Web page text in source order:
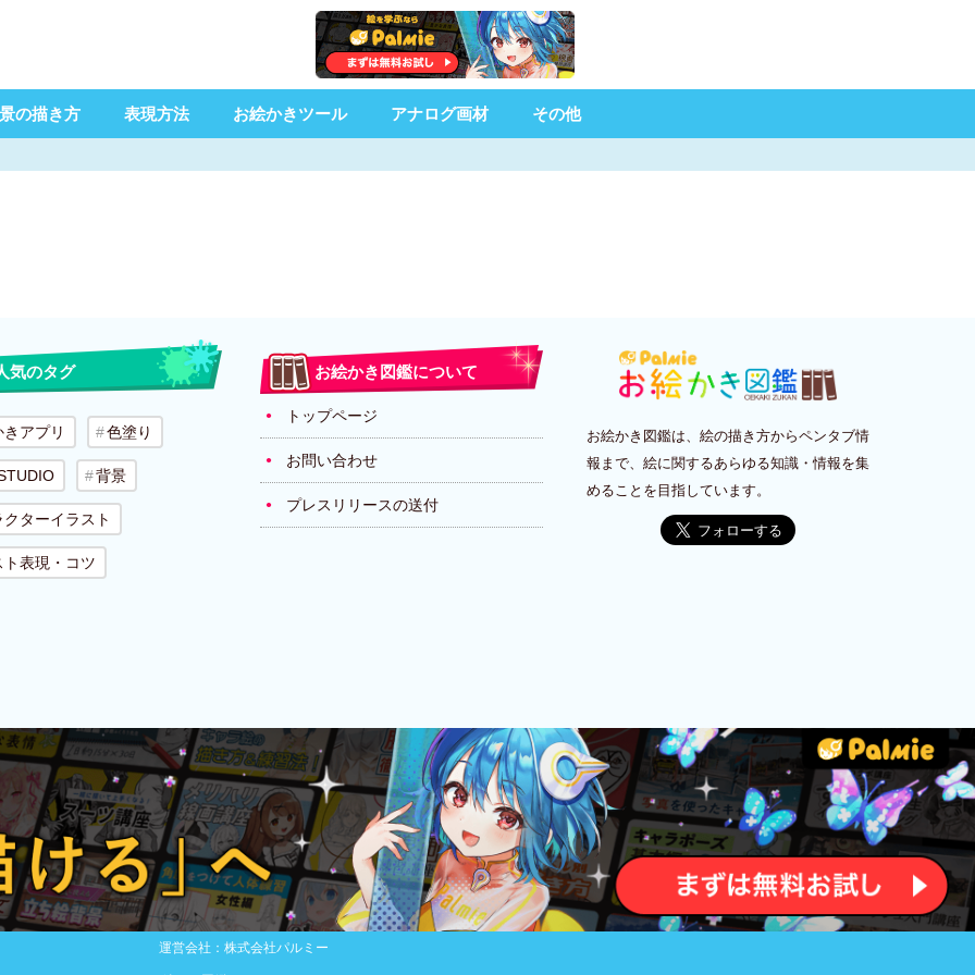
の描き方 表現方法 お絵かきツール アナログ画材 その他
気のタグ
アプリ 色塗り
背景
ターイラスト
ト表現・コツ
お絵かき図鑑について
トップページ
お問い合わせ
プレスリリースの送付
お絵かき図鑑は、絵の描き方からペンタブ情
報まで、絵に関するあらゆる知識・情報を集
めることを目指しています。
運営会社：株式会社パルミー